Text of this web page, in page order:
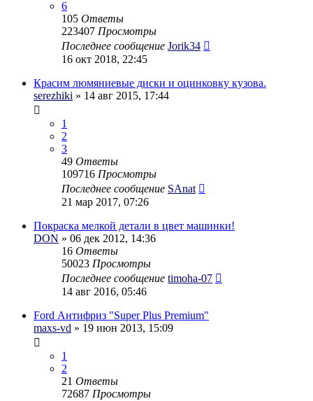
6
105 Ответы
223407 Просмотры
Последнее сообщение Jorik34
16 окт 2018, 22:45
Красим люмяниевые диски и оцинковку кузова.
serezhiki » 14 авг 2015, 17:44
1
2
3
49 Ответы
109716 Просмотры
Последнее сообщение SAnat
21 мар 2017, 07:26
Покраска мелкой детали в цвет машинки!
DON » 06 дек 2012, 14:36
16 Ответы
50023 Просмотры
Последнее сообщение timoha-07
14 авг 2016, 05:46
Ford Антифриз "Super Plus Premium"
maxs-vd » 19 июн 2013, 15:09
1
2
21 Ответы
72687 Просмотры